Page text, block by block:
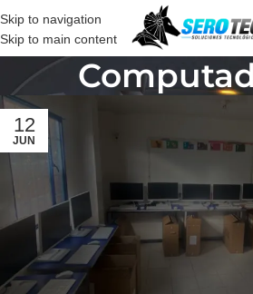
Skip to navigation
Skip to main content
12
JUN